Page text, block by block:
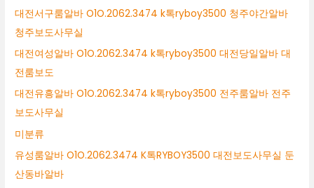
대전서구룸알바 O1O.2062.3474 k톡ryboy3500 청주야간알바
청주보도사무실
대전여성알바 O1O.2062.3474 k톡ryboy3500 대전당일알바 대
전룸보도
대전유흥알바 O1O.2062.3474 k톡ryboy3500 전주룸알바 전주
보도사무실
미분류
유성룸알바 O1O.2062.3474 K톡RYBOY3500 대전보도사무실 둔
산동바알바